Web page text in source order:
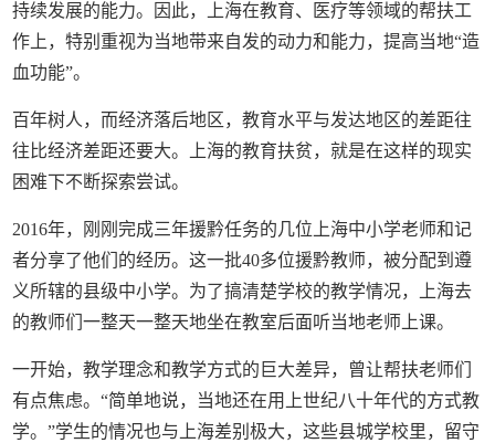
持续发展的能力。因此，上海在教育、医疗等领域的帮扶工
作上，特别重视为当地带来自发的动力和能力，提高当地“造
血功能”。
百年树人，而经济落后地区，教育水平与发达地区的差距往
往比经济差距还要大。上海的教育扶贫，就是在这样的现实
困难下不断探索尝试。
2016年，刚刚完成三年援黔任务的几位上海中小学老师和记
者分享了他们的经历。这一批40多位援黔教师，被分配到遵
义所辖的县级中小学。为了搞清楚学校的教学情况，上海去
的教师们一整天一整天地坐在教室后面听当地老师上课。
一开始，教学理念和教学方式的巨大差异，曾让帮扶老师们
有点焦虑。“简单地说，当地还在用上世纪八十年代的方式教
学。”学生的情况也与上海差别极大，这些县城学校里，留守